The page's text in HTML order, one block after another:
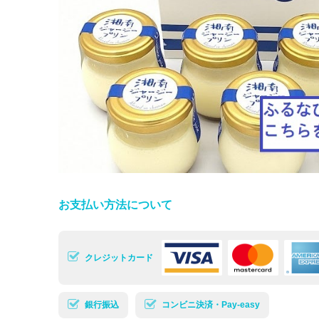
お支払い方法について
クレジットカード
銀行振込 コンビニ決済・Pay-easy